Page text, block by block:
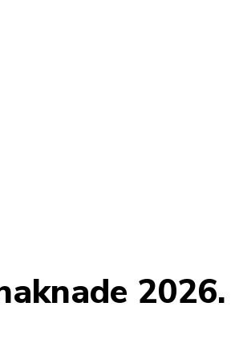
2026.